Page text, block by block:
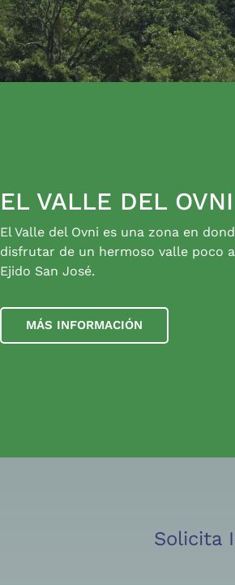
EL VALLE DEL OVNI
El Valle del Ovni es una zona en
disfrutar de un hermoso valle poco
Ejido San José.
MÁS INFORMACIÓN
Solicita